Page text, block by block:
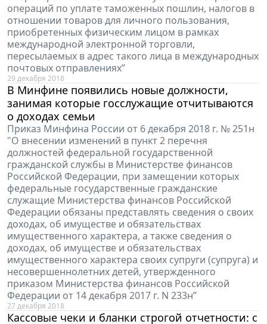
операций по уплате таможенных пошлин, налогов в
отношении товаров для личного пользования,
приобретенных физическим лицом в рамках
международной электронной торговли,
пересылаемых в адрес такого лица в международных
почтовых отправлениях”
29 декабря 2018
В Минфине появились новые должности,
занимая которые госслужащие отчитываются
о доходах семьи
Приказ Минфина России от 6 декабря 2018 г. № 251н
"О внесении изменений в пункт 2 перечня
должностей федеральной государственной
гражданской службы в Министерстве финансов
Российской Федерации, при замещении которых
федеральные государственные гражданские
служащие Министерства финансов Российской
Федерации обязаны представлять сведения о своих
доходах, об имуществе и обязательствах
имущественного характера, а также сведения о
доходах, об имуществе и обязательствах
имущественного характера своих супруги (супруга) и
несовершеннолетних детей, утвержденного
приказом Министерства финансов Российской
Федерации от 14 декабря 2017 г. N 233н”
27 декабря 2018
Кассовые чеки и бланки строгой отчетности: с